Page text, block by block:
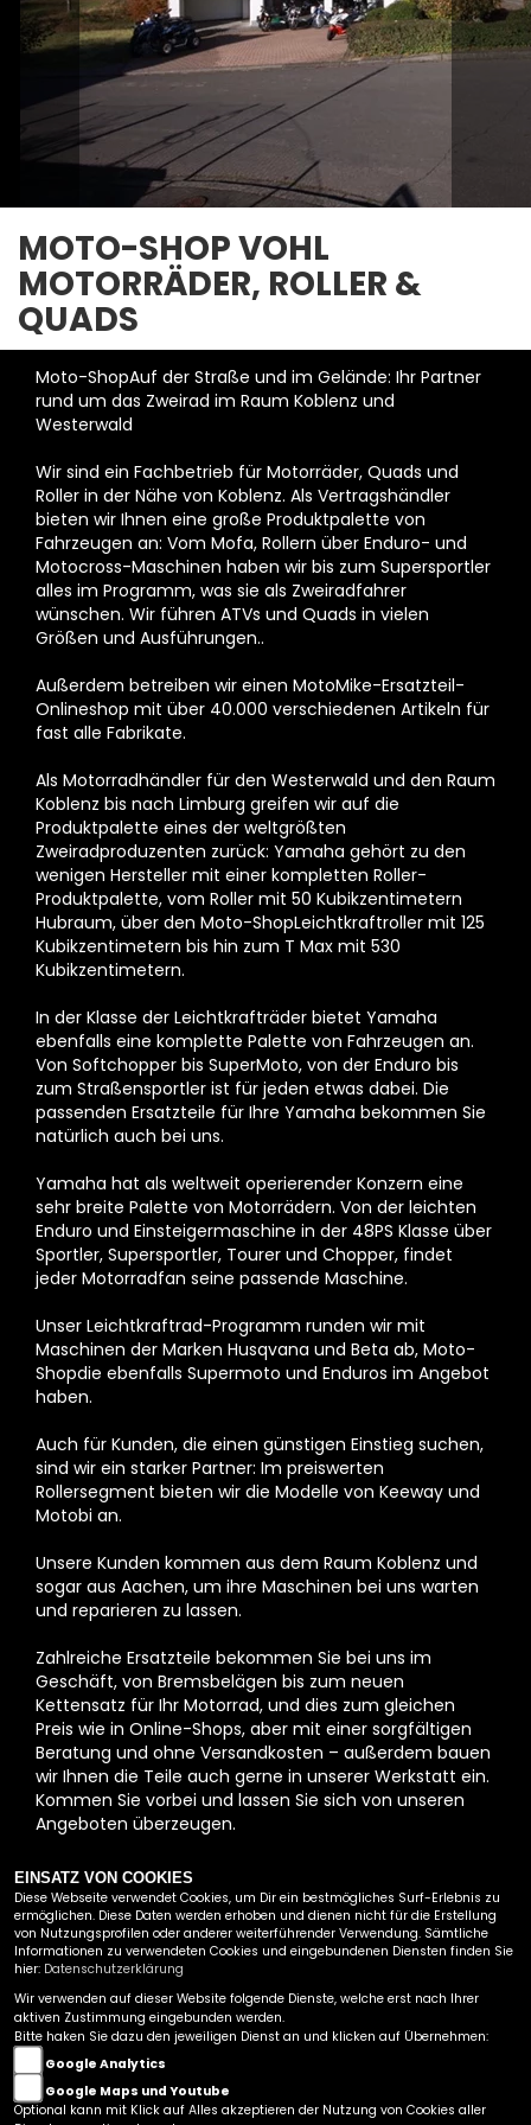
MOTO-SHOP VOHL
MOTORRÄDER, ROLLER &
QUADS
Moto-ShopAuf der Straße und im Gelände: Ihr Partner
rund um das Zweirad im Raum Koblenz und
Westerwald
Wir sind ein Fachbetrieb für Motorräder, Quads und
Roller in der Nähe von Koblenz. Als Vertragshändler
bieten wir Ihnen eine große Produktpalette von
Fahrzeugen an: Vom Mofa, Rollern über Enduro- und
Motocross-Maschinen haben wir bis zum Supersportler
alles im Programm, was sie als Zweiradfahrer
wünschen. Wir führen ATVs und Quads in vielen
Größen und Ausführungen..
Außerdem betreiben wir einen MotoMike-Ersatzteil-
Onlineshop mit über 40.000 verschiedenen Artikeln für
fast alle Fabrikate.
Als Motorradhändler für den Westerwald und den Raum
Koblenz bis nach Limburg greifen wir auf die
Produktpalette eines der weltgrößten
Zweiradproduzenten zurück: Yamaha gehört zu den
wenigen Hersteller mit einer kompletten Roller-
Produktpalette, vom Roller mit 50 Kubikzentimetern
Hubraum, über den Moto-ShopLeichtkraftroller mit 125
Kubikzentimetern bis hin zum T Max mit 530
Kubikzentimetern.
In der Klasse der Leichtkrafträder bietet Yamaha
ebenfalls eine komplette Palette von Fahrzeugen an.
Von Softchopper bis SuperMoto, von der Enduro bis
zum Straßensportler ist für jeden etwas dabei. Die
passenden Ersatzteile für Ihre Yamaha bekommen Sie
natürlich auch bei uns.
Yamaha hat als weltweit operierender Konzern eine
sehr breite Palette von Motorrädern. Von der leichten
Enduro und Einsteigermaschine in der 48PS Klasse über
Sportler, Supersportler, Tourer und Chopper, findet
jeder Motorradfan seine passende Maschine.
Unser Leichtkraftrad-Programm runden wir mit
Maschinen der Marken Husqvana und Beta ab, Moto-
Shopdie ebenfalls Supermoto und Enduros im Angebot
haben.
Auch für Kunden, die einen günstigen Einstieg suchen,
sind wir ein starker Partner: Im preiswerten
Rollersegment bieten wir die Modelle von Keeway und
Motobi an.
Unsere Kunden kommen aus dem Raum Koblenz und
sogar aus Aachen, um ihre Maschinen bei uns warten
und reparieren zu lassen.
Zahlreiche Ersatzteile bekommen Sie bei uns im
Geschäft, von Bremsbelägen bis zum neuen
Kettensatz für Ihr Motorrad, und dies zum gleichen
Preis wie in Online-Shops, aber mit einer sorgfältigen
Beratung und ohne Versandkosten – außerdem bauen
wir Ihnen die Teile auch gerne in unserer Werkstatt ein.
Kommen Sie vorbei und lassen Sie sich von unseren
Angeboten überzeugen.
Moto-Shop Vohl Motorräder, Roller & Quads – für den
Westerwald und den Raum Koblenz bis nach Limburg
ZURÜCK
MOTO-SHOP VOHL
HAUPTSTRASSE 118
57644 HATTERT
TEL.:+492662 / 4827
EINSATZ VON COOKIES
Diese Webseite verwendet Cookies, um Dir ein bestmögliches Surf-Erlebnis zu
ermöglichen. Diese Daten werden erhoben und dienen nicht für die Erstellung
von Nutzungsprofilen oder anderer weiterführender Verwendung. Sämtliche
Informationen zu verwendeten Cookies und eingebundenen Diensten finden Sie
hier: Datenschutzerklärung
Wir verwenden auf dieser Website folgende Dienste, welche erst nach Ihrer
aktiven Zustimmung eingebunden werden.
Bitte haken Sie dazu den jeweiligen Dienst an und klicken auf Übernehmen:
Google Analytics
Google Maps und Youtube
Optional kann mit Klick auf Alles akzeptieren der Nutzung von Cookies aller